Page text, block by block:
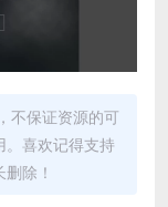
不保证资源的可
。喜欢记得支持
除！